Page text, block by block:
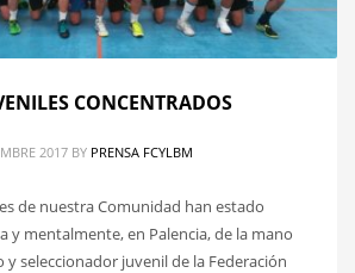
CONCENTRADOS
2017 BY PRENSA FCYLBM
de nuestra Comunidad han estado
y mentalmente, en Palencia, de la mano
seleccionador juvenil de la Federación